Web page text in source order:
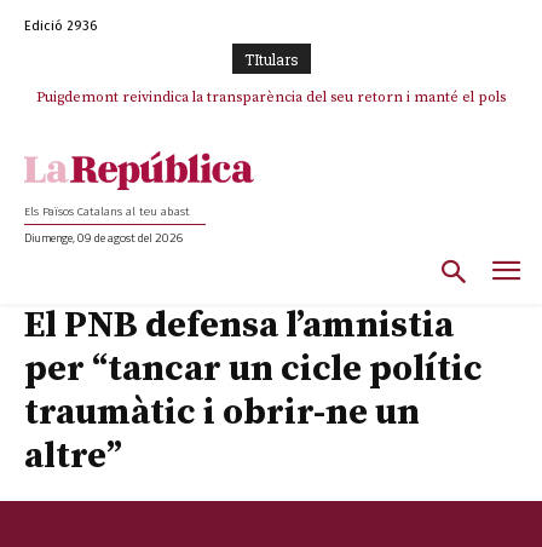
Edició 2936
TItulars
Puigdemont reivindica la transparència del seu retorn i manté el pols
Portugal acusa Espanya de provocar un “efecte crida” massiu per la seva
Els Països Catalans al teu abast
Diumenge, 09 de agost del 2026
El PNB defensa l’amnistia
per “tancar un cicle polític
traumàtic i obrir-ne un
altre”